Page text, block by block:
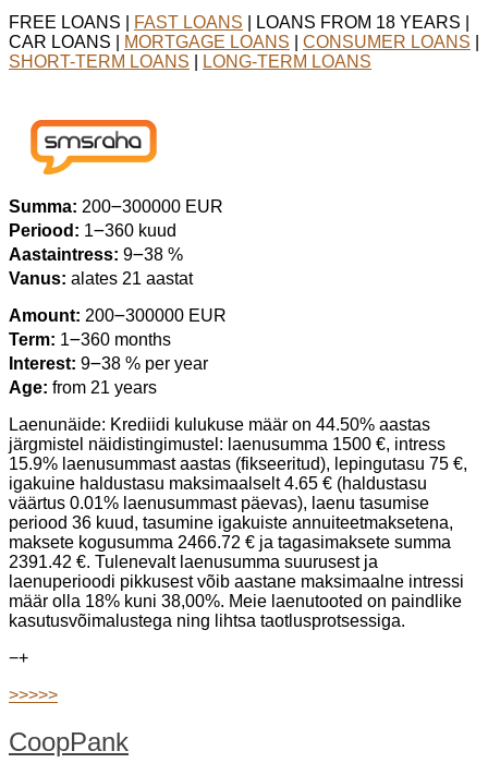
FREE LOANS |
FAST LOANS | LOANS FROM 18 YEARS |
CAR LOANS |
MORTGAGE LOANS CONSUMER LOANS
SHORT-TERM LOANS
LONG-TERM LOANS
Summa: 200౼300000 EUR
Periood: 1౼360 kuud
Aastaintress: 9౼38 %
Vanus: alates 21 aastat
Amount: 200౼300000 EUR
Term: 1౼360 months
Interest: 9౼38 % per year
Age: from 21 years
Laenunäide: Krediidi kulukuse määr on 44.50% aastas
järgmistel näidistingimustel: laenusumma 1500 €, intress
15.9% laenusummast aastas (fikseeritud), lepingutasu 75 €,
igakuine haldustasu maksimaalselt 4.65 € (haldustasu
väärtus 0.01% laenusummast päevas), laenu tasumise
periood 36 kuud, tasumine igakuiste annuiteetmaksetena,
maksete kogusumma 2466.72 € ja tagasimaksete summa
2391.42 €. Tulenevalt laenusumma suurusest ja
laenuperioodi pikkusest võib aastane maksimaalne intressi
määr olla 18% kuni 38,00%. Meie laenutooted on paindlike
kasutusvõimalustega ning lihtsa taotlusprotsessiga.
−+
>>>>>
CoopPank